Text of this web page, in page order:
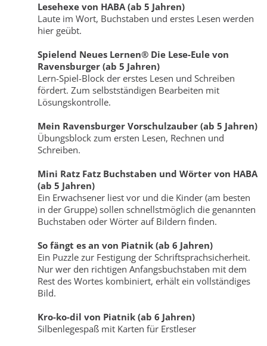
Lesehexe von HABA (ab 5 Jahren)
Laute im Wort, Buchstaben und erstes Lesen werden
hier geübt.
Spielend Neues Lernen® Die Lese-Eule von
Ravensburger (ab 5 Jahren)
Lern-Spiel-Block der erstes Lesen und Schreiben
fördert. Zum selbstständigen Bearbeiten mit
Lösungskontrolle.
Mein Ravensburger Vorschulzauber (ab 5 Jahren)
Übungsblock zum ersten Lesen, Rechnen und
Schreiben.
Mini Ratz Fatz Buchstaben und Wörter von HABA
(ab 5 Jahren)
Ein Erwachsener liest vor und die Kinder (am besten
in der Gruppe) sollen schnellstmöglich die genannten
Buchstaben oder Wörter auf Bildern finden.
So fängt es an von Piatnik (ab 6 Jahren)
Ein Puzzle zur Festigung der Schriftsprachsicherheit.
Nur wer den richtigen Anfangsbuchstaben mit dem
Rest des Wortes kombiniert, erhält ein vollständiges
Bild.
Kro-ko-dil von Piatnik (ab 6 Jahren)
Silbenlegespaß mit Karten für Erstleser